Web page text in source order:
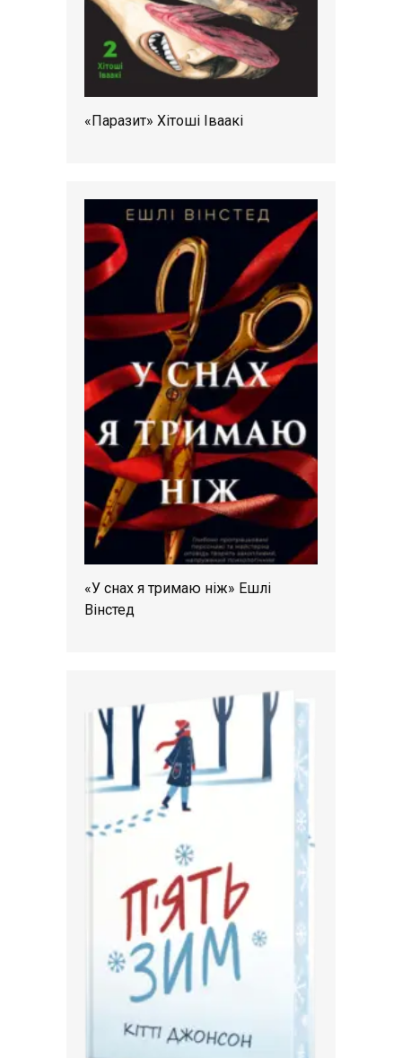
«Паразит» Хітоші Іваакі
«У снах я тримаю ніж» Ешлі
Вінстед